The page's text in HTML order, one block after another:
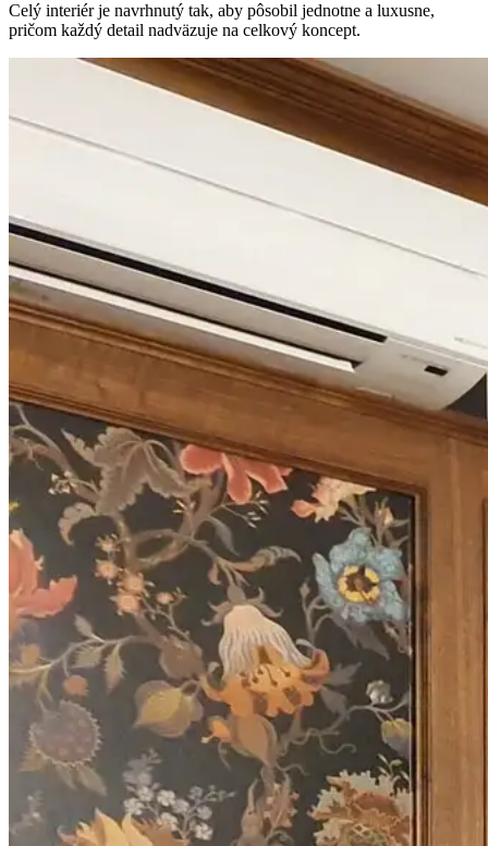
Celý interiér je navrhnutý tak, aby pôsobil jednotne a luxusne,
pričom každý detail nadväzuje na celkový koncept.